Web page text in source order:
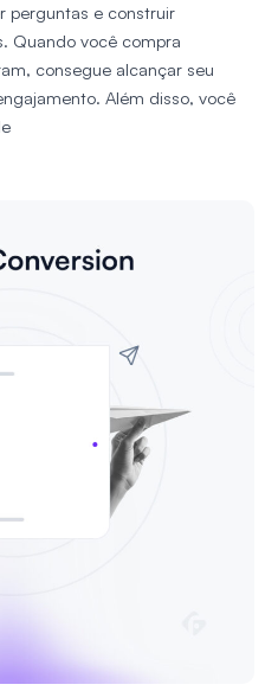
perguntas e construir
Quando você compra
consegue alcançar seu
Além disso, você